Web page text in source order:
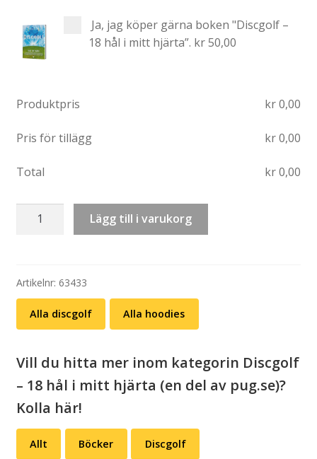
Ja, jag köper gärna boken "Discgolf –
18 hål i mitt hjärta”. kr 50,00
Produktpris kr0,00
Pris för tillägg kr0,00
Total kr0,00
Hoodie:
nice
me
bro
mängd
Lägg till i varukorg
Artikelnr: 63433
Alla discgolf Alla hoodies
Vill du hitta mer inom kategorin Discgolf
– 18 hål i mitt hjärta (en del av pug.se)?
Kolla här!
Allt Böcker Discgolf